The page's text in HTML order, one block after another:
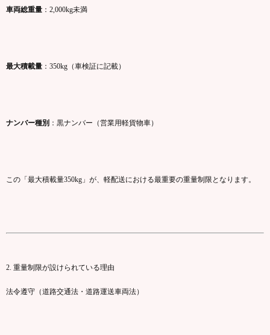
車両総重量 ： 2,000kg未満
最大積載量 ： 350kg（車検証に記載）
ナンバー種別 ： 黒ナンバー（営業用軽貨物車）
この「 最大積載量350kg」 が、 軽配送における最重要の重量制限 となり ます。
2. 重量制限が設け られている理由
法令遵守（道路交通法・ 道路運送車両法）